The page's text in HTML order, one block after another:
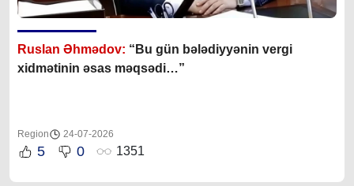
Ruslan Əhmədov: “Bu gün bələdiyyənin vergi
xidmətinin əsas məqsədi…”
Region 24-07-2026
5 0 1351